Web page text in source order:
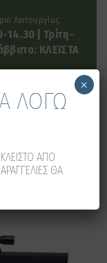
Λειτουργίας:
| Τρίτη-
ΚΛΕΙΣΤΑ
ΛΟΓΩ
ΑΠΟ
ΘΑ
×